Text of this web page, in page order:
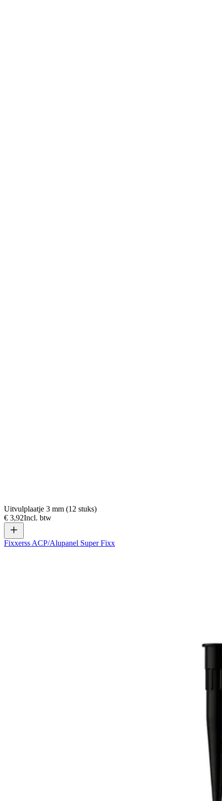
Uitvulplaatje 3 mm (12 stuks)
€ 3,92Incl. btw
Fixxerss ACP/Alupanel Super Fixx